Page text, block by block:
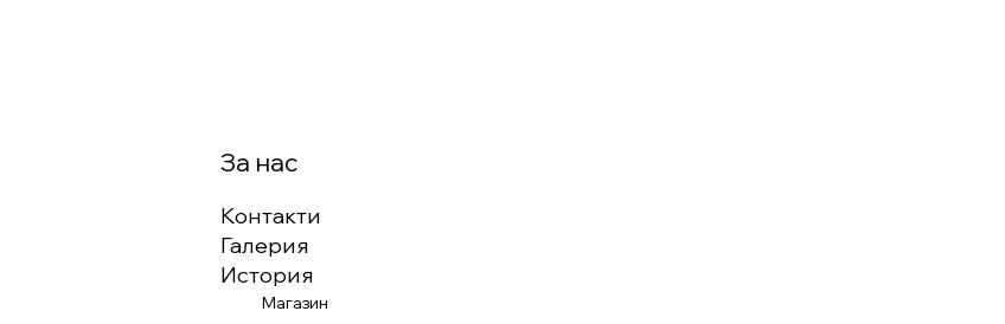
За нас
Контакти
Галерия
История
Магазин